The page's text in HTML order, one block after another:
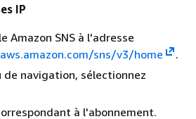
IP
Amazon SNS à l'adresse
sns/v3/home
.
de navigation, sélectionnez
à l'abonnement.